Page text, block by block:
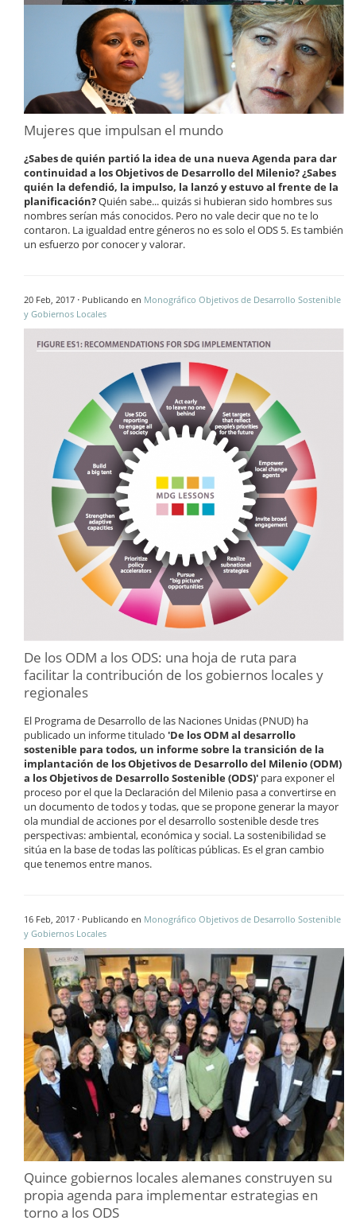
Mujeres que impulsan el mundo
¿Sabes de quién partió la idea de una nueva Agenda para dar
continuidad a los Objetivos de Desarrollo del Milenio? ¿Sabes
quién la defendió, la impulso, la lanzó y estuvo al frente de la
planificación?Quién sabe... quizás si hubieran sido hombres sus
nombres serían más conocidos. Pero no vale decir que no te lo
contaron. La igualdad entre géneros no es solo el ODS 5. Es también
un esfuerzo por conocer y valorar.
20 Feb, 2017 · Publicando en Monográfico Objetivos de Desarrollo Sostenible
y Gobiernos Locales
De los ODM a los ODS: una hoja de ruta para
facilitar la contribución de los gobiernos locales y
regionales
El Programa de Desarrollo de las Naciones Unidas (PNUD) ha
publicado un informe titulado 'De los ODM al desarrollo
sostenible para todos, un informe sobre la transición de la
implantación de los Objetivos de Desarrollo del Milenio (ODM)
a los Objetivos de Desarrollo Sostenible (ODS)' para exponer el
proceso por el que la Declaración del Milenio pasa a convertirse en
un documento de todos y todas, que se propone generar la mayor
ola mundial de acciones por el desarrollo sostenible desde tres
perspectivas: ambiental, económica y social. La sostenibilidad se
sitúa en la base de todas las políticas públicas. Es el gran cambio
que tenemos entre manos.
16 Feb, 2017 · Publicando en Monográfico Objetivos de Desarrollo Sostenible
y Gobiernos Locales
Quince gobiernos locales alemanes construyen su
propia agenda para implementar estrategias en
torno a los ODS